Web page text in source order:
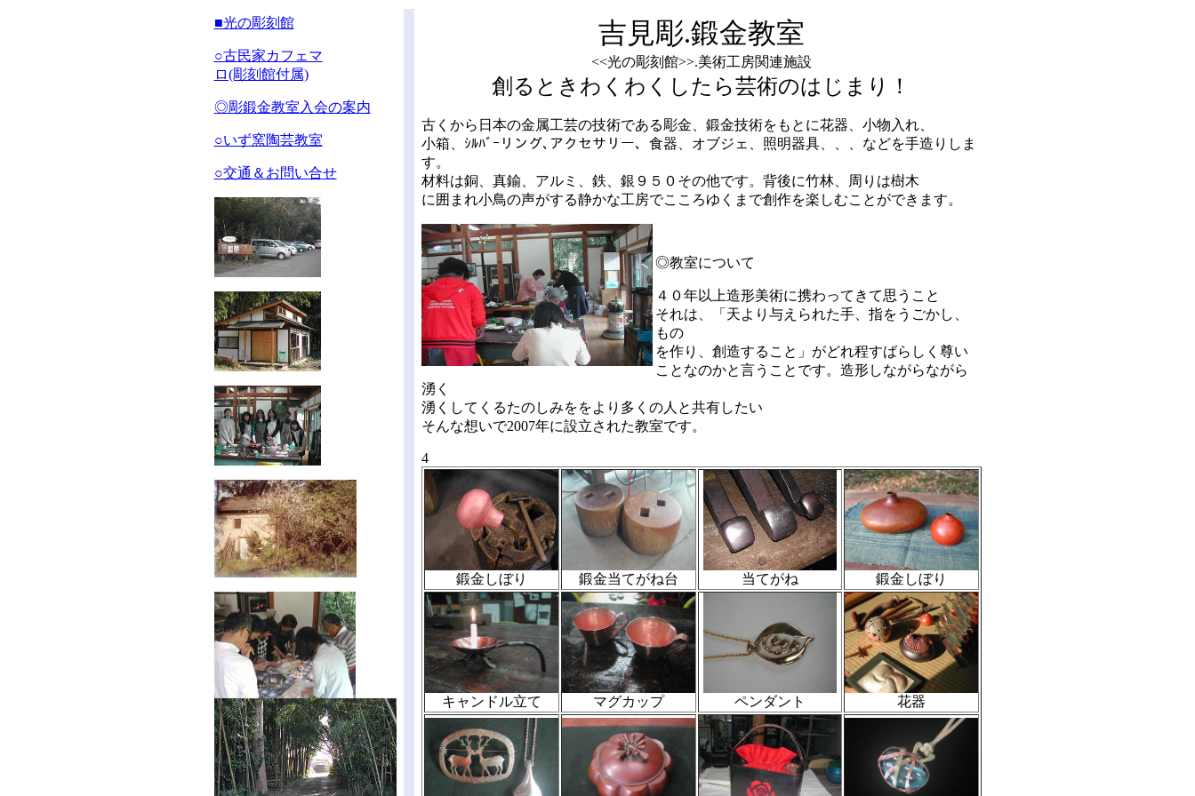
■光の彫刻館
○古民家カフェマ
ロ(彫刻館付属)
◎彫鍛金教室入会の案内
○いず窯陶芸教室
○交通＆お問い合せ
吉見彫.鍛金教室
<<光の彫刻館>>.美術工房関連施設
創るときわくわくしたら芸術のはじまり！
古くから日本の金属工芸の技術である彫金、鍛金技術をもとに花器、小物入れ、
小箱、ｼﾙﾊﾞｰリング､アクセサリー、食器、オブジェ、照明器具、、、などを手造りしま
す。
材料は銅、真鍮、アルミ、鉄、銀９５０その他です。背後に竹林、周りは樹木
に囲まれ小鳥の声がする静かな工房でこころゆくまで創作を楽しむことができます。
◎教室について
４０年以上造形美術に携わってきて思うこと
それは、「天より与えられた手、指をうごかし、
もの
を作り、創造すること」がどれ程すばらしく尊い
ことなのかと言うことです。造形しながらながら
湧く
湧くしてくるたのしみををより多くの人と共有したい
そんな想いで2007年に設立された教室です。
4
鍛金しぼり 鍛金当てがね台 当てがね 鍛金しぼり
キャンドル立て マグカップ ペンダント 花器